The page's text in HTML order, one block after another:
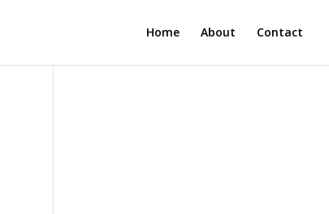
Home About Contact